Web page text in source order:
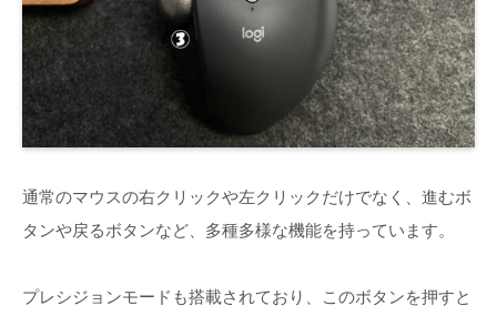
通常のマウスの右クリックや左クリックだけでなく、進むボ
タンや戻るボタンなど、多種多様な機能を持っています。
プレシジョンモードも搭載されており、このボタンを押すと